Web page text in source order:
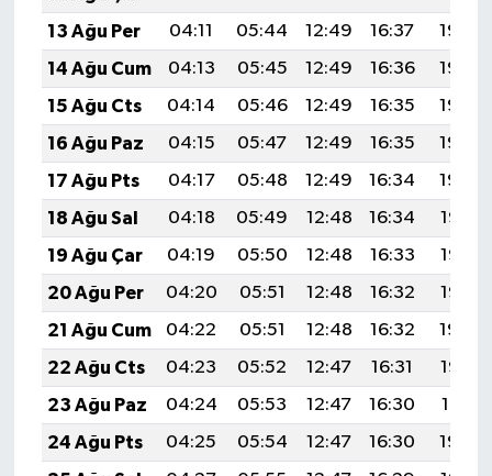
13 Ağu Per
04:11 05:44 12:49 16:37
19:44
14 Ağu Cum
04:13 05:45 12:49 16:36
19:43
15 Ağu Cts
04:14 05:46 12:49 16:35
19:42
16 Ağu Paz
04:15 05:47 12:49 16:35
19:40
17 Ağu Pts
04:17 05:48 12:49 16:34
19:39
18 Ağu Sal
04:18 05:49 12:48 16:34
19:38
19 Ağu Çar
04:19 05:50 12:48 16:33
19:36
20 Ağu Per
04:20 05:51 12:48 16:32
19:35
21 Ağu Cum
04:22 05:51 12:48 16:32
19:34
22 Ağu Cts
04:23 05:52 12:47 16:31
19:32
23 Ağu Paz
04:24 05:53 12:47 16:30
19:31
24 Ağu Pts
04:25 05:54 12:47 16:30
19:30